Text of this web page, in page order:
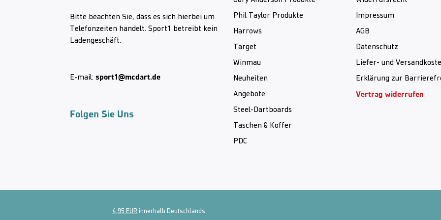
Bitte beachten Sie, dass es sich hierbei um
Telefonzeiten handelt. Sport1 betreibt kein
Ladengeschäft.
E-mail: sport1@mcdart.de
Folgen Sie Uns
Phil Taylor Produkte
Harrows
Target
Winmau
Neuheiten
Angebote
Steel-Dartboards
Taschen & Koffer
PDC
Impressum
AGB
Datenschutz
Liefer- und
Erklärung zur
Vertrag widerrufen
4,95 EUR innerhalb Deutschlands